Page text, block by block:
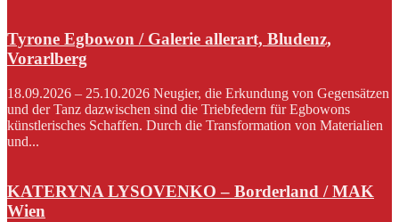
Tyrone Egbowon / Galerie allerart, Bludenz,
Vorarlberg
18.09.2026 – 25.10.2026 Neugier, die Erkundung von Gegensätzen
und der Tanz dazwischen sind die Triebfedern für Egbowons
künstlerisches Schaffen. Durch die Transformation von Materialien
und...
KATERYNA LYSOVENKO – Borderland / MAK
Wien